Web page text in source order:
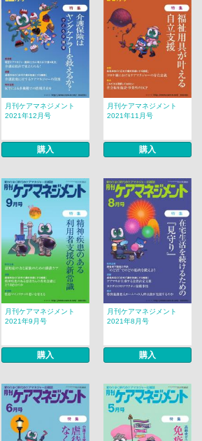
月刊ケアマネジメント
2021年12月号
購入
月刊ケアマネジメント
2021年11月号
購入
月刊ケアマネジメント
2021年9月号
購入
月刊ケアマネジメント
2021年8月号
購入